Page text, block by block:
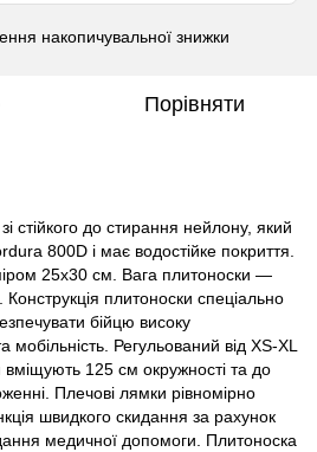
накопичувальної знижки
Порівняти
стійкого до стирання нейлону, який
800D і має водостійке покриття.
25х30 см. Вага плитоноски —
плитоноски спеціально
бійцю високу
мобільність. Регульований від XS-XL
вміщують 125 см окружності та до
Плечові лямки рівномірно
швидкого скидання за рахунок
медичної допомоги. Плитоноска